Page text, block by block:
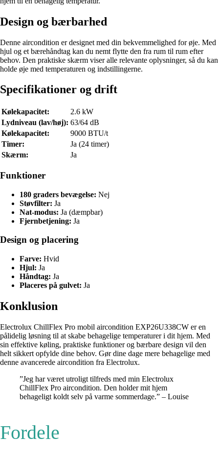
Design og bærbarhed
Denne aircondition er designet med din bekvemmelighed for øje. Med
hjul og et bærehåndtag kan du nemt flytte den fra rum til rum efter
behov. Den praktiske skærm viser alle relevante oplysninger, så du kan
holde øje med temperaturen og indstillingerne.
Specifikationer og drift
Kølekapacitet:
2.6 kW
Lydniveau (lav/høj): 63/64 dB
Kølekapacitet:
9000 BTU/t
Timer:
Ja (24 timer)
Skærm:
Ja
Funktioner
180 graders bevægelse: Nej
Støvfilter: Ja
Nat-modus: Ja (dæmpbar)
Fjernbetjening: Ja
Design og placering
Farve: Hvid
Hjul: Ja
Håndtag: Ja
Placeres på gulvet: Ja
Konklusion
Electrolux ChillFlex Pro mobil aircondition EXP26U338CW er en
pålidelig løsning til at skabe behagelige temperaturer i dit hjem. Med
sin effektive køling, praktiske funktioner og bærbare design vil den
helt sikkert opfylde dine behov. Gør dine dage mere behagelige med
denne avancerede aircondition fra Electrolux.
”Jeg har været utroligt tilfreds med min Electrolux
ChillFlex Pro aircondition. Den holder mit hjem
behageligt koldt selv på varme sommerdage.” – Louise
Fordele